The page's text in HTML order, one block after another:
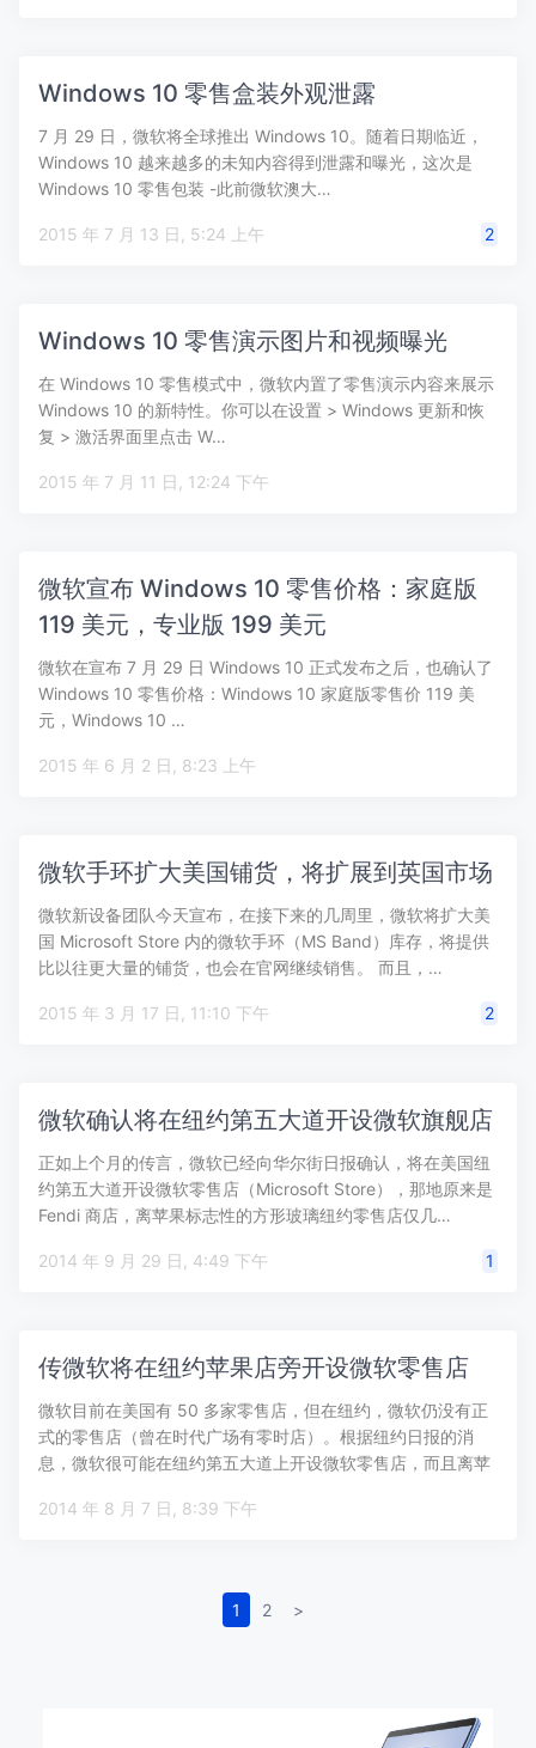
Windows 10 零售盒装外观泄露
7 月 29 日，微软将全球推出 Windows 10。随着日期临近，
Windows 10 越来越多的未知内容得到泄露和曝光，这次是
Windows 10 零售包装 -此前微软澳大…
2015 年 7 月 13 日, 5:24 上午 2
Windows 10 零售演示图片和视频曝光
在 Windows 10 零售模式中，微软内置了零售演示内容来展示
Windows 10 的新特性。你可以在设置 > Windows 更新和恢
复 > 激活界面里点击 W…
2015 年 7 月 11 日, 12:24 下午
微软宣布 Windows 10 零售价格：家庭版
119 美元，专业版 199 美元
微软在宣布 7 月 29 日 Windows 10 正式发布之后，也确认了
Windows 10 零售价格：Windows 10 家庭版零售价 119 美
元，Windows 10 …
2015 年 6 月 2 日, 8:23 上午
微软手环扩大美国铺货，将扩展到英国市场
微软新设备团队今天宣布，在接下来的几周里，微软将扩大美
国 Microsoft Store 内的微软手环（MS Band）库存，将提供
比以往更大量的铺货，也会在官网继续销售。 而且，…
2015 年 3 月 17 日, 11:10 下午 2
微软确认将在纽约第五大道开设微软旗舰店
正如上个月的传言，微软已经向华尔街日报确认，将在美国纽
约第五大道开设微软零售店（Microsoft Store），那地原来是
Fendi 商店，离苹果标志性的方形玻璃纽约零售店仅几…
2014 年 9 月 29 日, 4:49 下午 1
传微软将在纽约苹果店旁开设微软零售店
微软目前在美国有 50 多家零售店，但在纽约，微软仍没有正
式的零售店（曾在时代广场有零时店）。根据纽约日报的消
息，微软很可能在纽约第五大道上开设微软零售店，而且离苹
2014 年 8 月 7 日, 8:39 下午
1 2 >